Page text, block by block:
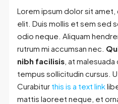
Lorem ipsum dolor sit
elit. Duis mollis et sem sed
odio neque. Aliquam
rutrum mi accumsan nec.
nibh facilisis , at
tempus sollicitudin cursus.
Curabitur this is a text link
mattis laoreet neque, et